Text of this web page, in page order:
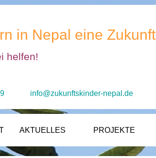
in Nepal eine Zukunft
helfen!
info@zukunftskinder-nepal.de
AKTUELLES PROJEKTE